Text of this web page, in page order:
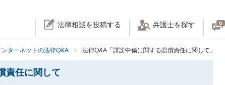
法律相談を投稿する 弁護士を探す
ンターネットの法律Q&A 法律Q&A「誹謗中傷に関する賠償責任に関して」
責任に関して